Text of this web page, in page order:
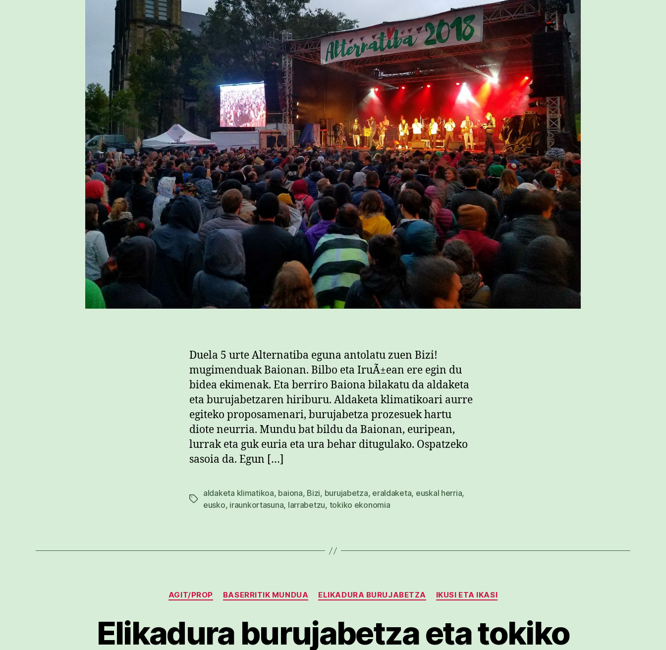
Duela 5 urte Alternatiba eguna antolatu zuen Bizi!
mugimenduak Baionan. Bilbo eta IruÃ±ean ere egin du
bidea ekimenak. Eta berriro Baiona bilakatu da aldaketa
eta burujabetzaren hiriburu. Aldaketa klimatikoari aurre
egiteko proposamenari, burujabetza prozesuek hartu
diote neurria. Mundu bat bildu da Baionan, euripean,
lurrak eta guk euria eta ura behar ditugulako. Ospatzeko
sasoia da. Egun […]
Etiketak
aldaketa klimatikoa, baiona, Bizi, burujabetza, eraldaketa, euskal herria,
eusko, iraunkortasuna, larrabetzu, tokiko ekonomia
Kategoriak
AGIT/PROP BASERRITIK MUNDUA ELIKADURA BURUJABETZA IKUSI ETA IKASI
Elikadura burujabetza eta tokiko